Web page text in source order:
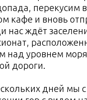
проживания
4-х местные
в
4-х местные